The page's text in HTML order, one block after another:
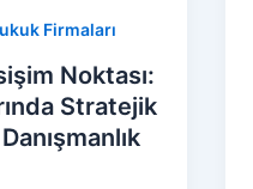
Firmaları
Noktası:
Stratejik